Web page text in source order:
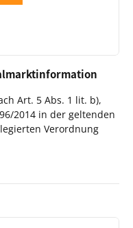
Art. 5 Abs. 1 lit. b),
2014 in der geltenden
Verordnung